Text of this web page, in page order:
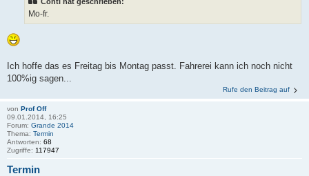
Mo-fr.
Ich hoffe das es Freitag bis Montag passt. Fahrerei kann ich noch nicht
100%ig sagen...
Rufe den Beitrag auf
von Prof Off
09.01.2014, 16:25
Forum: Grande 2014
Thema: Termin
Antworten: 68
Zugriffe: 117947
Termin